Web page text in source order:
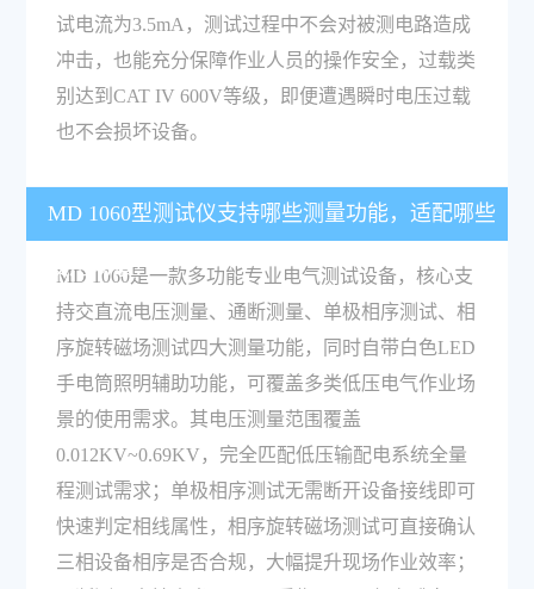
试电流为3.5mA，测试过程中不会对被测电路造成
冲击，也能充分保障作业人员的操作安全，过载类
别达到CAT IV 600V等级，即便遭遇瞬时电压过载
也不会损坏设备。
MD 1060型测试仪支持哪些测量功能，适配哪些
使用场景？
MD 1060是一款多功能专业电气测试设备，核心支
持交直流电压测量、通断测量、单极相序测试、相
序旋转磁场测试四大测量功能，同时自带白色LED
手电筒照明辅助功能，可覆盖多类低压电气作业场
景的使用需求。其电压测量范围覆盖
0.012KV~0.69KV，完全匹配低压输配电系统全量
程测试需求；单极相序测试无需断开设备接线即可
快速判定相线属性，相序旋转磁场测试可直接确认
三相设备相序是否合规，大幅提升现场作业效率；